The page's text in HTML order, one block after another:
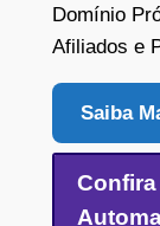
Domínio
Afiliados e
Saiba